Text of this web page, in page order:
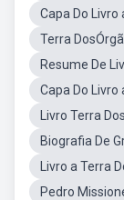
Capa Do Livro
Terra
Resume De
Capa Do Livro
Livro Terra
Biografia De
Livro a Terra
Pedro